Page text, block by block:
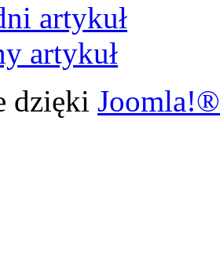
artykuł
artykuł
dzięki Joomla!®